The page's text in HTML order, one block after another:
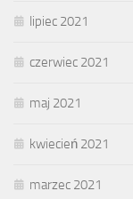
lipiec 2021
czerwiec 2021
maj 2021
kwiecień 2021
marzec 2021